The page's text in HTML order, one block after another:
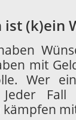
ist (k)ein
mit
Wer
Jeder